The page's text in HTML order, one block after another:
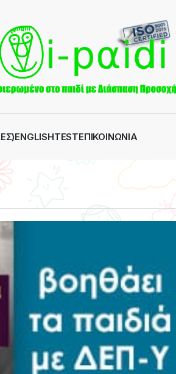
ENGLISHTESTΕΠΙΚΟΙΝΩΝΊΑ